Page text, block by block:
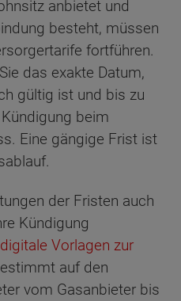
anbietet und
besteht, müssen
fortführen.
das exakte Datum,
gültig ist und bis zu
beim
Eine gängige Frist ist
der Fristen auch
Kündigung
digitale Vorlagen zur
auf den
vom Gasanbieter bis